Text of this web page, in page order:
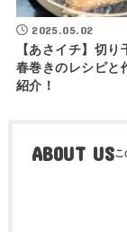
2025.05.02
【あさイチ】切り
春巻きのレシピと
紹介！
ABOUT US